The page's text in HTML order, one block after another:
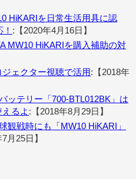
HiKARIを日常生活用具に認
:【2020年4月16日】
MW10 HiKARIを購入補助の対
ェクター視聴で活用:【2018年
ッテリー「700-BTL012BK」は
るよ :【2018年8月29日】
観戦時にも「MW10 HiKARI」
月25日】